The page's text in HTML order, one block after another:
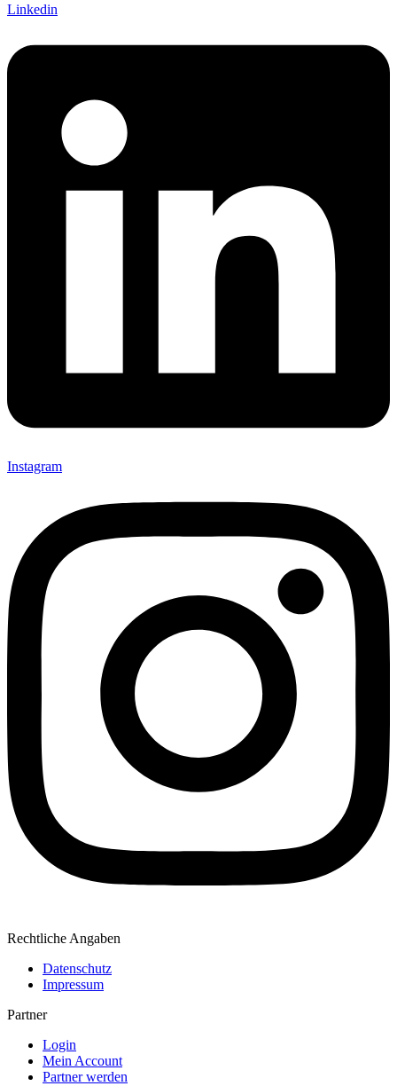
Linkedin
Instagram
Rechtliche Angaben
Datenschutz
Impressum
Partner
Login
Mein Account
Partner werden